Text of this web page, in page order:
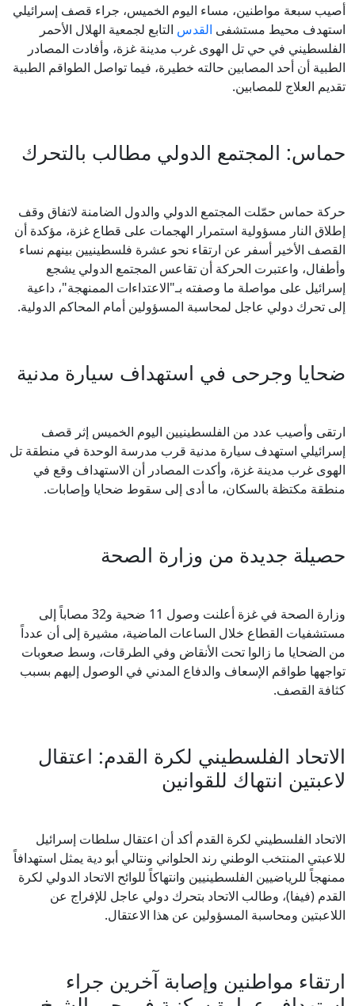
أصيب سبعة مواطنين، مساء اليوم الخميس، جراء قصف إسرائيلي
استهدف محيط مستشفى القدس التابع لجمعية الهلال الأحمر
الفلسطيني في حي تل الهوى غرب مدينة غزة، وأفادت المصادر
الطبية أن أحد المصابين حالته خطيرة، فيما تواصل الطواقم الطبية
تقديم العلاج للمصابين.
حماس: المجتمع الدولي مطالب بالتحرك
حركة حماس حمّلت المجتمع الدولي والدول الضامنة لاتفاق وقف
إطلاق النار مسؤولية استمرار الهجمات على قطاع غزة، مؤكدة أن
القصف الأخير أسفر عن ارتقاء نحو عشرة فلسطينيين بينهم نساء
وأطفال، واعتبرت الحركة أن تقاعس المجتمع الدولي يشجع
إسرائيل على مواصلة ما وصفته بـ"الاعتداءات الممنهجة"، داعية
إلى تحرك دولي عاجل لمحاسبة المسؤولين أمام المحاكم الدولية.
ضحايا وجرحى في استهداف سيارة مدنية
ارتقى وأصيب عدد من الفلسطينيين اليوم الخميس إثر قصف
إسرائيلي استهدف سيارة مدنية قرب مدرسة الوحدة في منطقة تل
الهوى غرب مدينة غزة، وأكدت المصادر أن الاستهداف وقع في
منطقة مكتظة بالسكان، ما أدى إلى سقوط ضحايا وإصابات.
حصيلة جديدة من وزارة الصحة
وزارة الصحة في غزة أعلنت وصول 11 ضحية و32 مصاباً إلى
مستشفيات القطاع خلال الساعات الماضية، مشيرة إلى أن عدداً
من الضحايا ما زالوا تحت الأنقاض وفي الطرقات، وسط صعوبات
تواجهها طواقم الإسعاف والدفاع المدني في الوصول إليهم بسبب
كثافة القصف.
الاتحاد الفلسطيني لكرة القدم: اعتقال
لاعبتين انتهاك للقوانين
الاتحاد الفلسطيني لكرة القدم أكد أن اعتقال سلطات إسرائيل
للاعبتي المنتخب الوطني رند الحلواني ونتالي أبو دية يمثل استهدافاً
ممنهجاً للرياضيين الفلسطينيين وانتهاكاً للوائح الاتحاد الدولي لكرة
القدم (فيفا)، وطالب الاتحاد بتحرك دولي عاجل للإفراج عن
اللاعبتين ومحاسبة المسؤولين عن هذا الاعتقال.
ارتقاء مواطنين وإصابة آخرين جراء